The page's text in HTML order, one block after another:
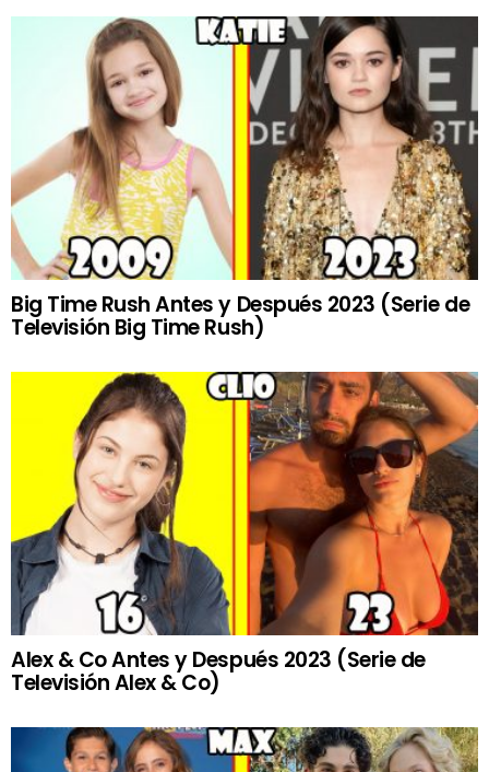
Big Time Rush Antes y Después 2023 (Serie de
Televisión Big Time Rush)
Alex & Co Antes y Después 2023 (Serie de
Televisión Alex & Co)